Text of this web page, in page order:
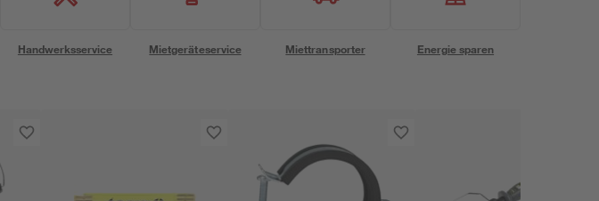
Handwerksservice Mietgeräteservice Miettransporter Energie sparen